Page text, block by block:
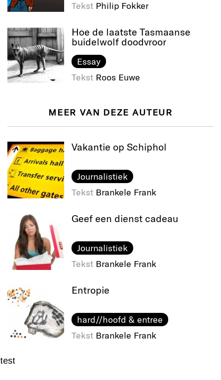
Tekst Philip Fokker
Hoe de laatste Tasmaanse
buidelwolf doodvroor
Essay
Tekst Roos Euwe
MEER VAN DEZE AUTEUR
Vakantie op Schiphol
Journalistiek
Tekst Brankele Frank
Geef een dienst cadeau
Journalistiek
Tekst Brankele Frank
Entropie
hard//hoofd & entree
Tekst Brankele Frank
test